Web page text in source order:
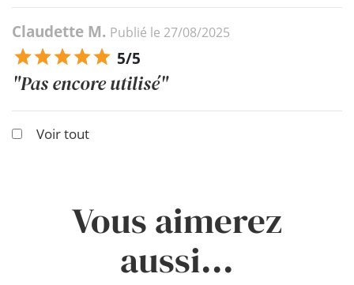
Claudette M. Publié le 27/08/2025
5/5
"Pas encore utilisé"
Voir tout
Vous aimerez
aussi...